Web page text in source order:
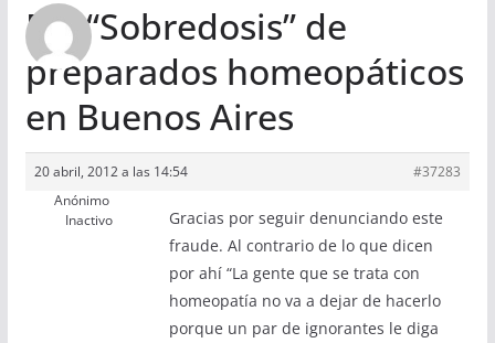
Re: “Sobredosis” de
preparados homeopáticos
en Buenos Aires
20 abril, 2012 a las 14:54
#37283
Anónimo
Inactivo
Gracias por seguir denunciando este
fraude. Al contrario de lo que dicen
por ahí “La gente que se trata con
homeopatía no va a dejar de hacerlo
porque un par de ignorantes le diga